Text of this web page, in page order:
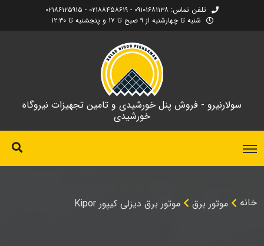
تلفن تماس: ۰۹۱۰۱۶۸۱۱۳۸ - ۰۲۱۸۸۴۵۸۶۱۹ - ۰۲۱۸۶۱۲۵۹۱۵
شنبه تا چهارشنبه از ۹ صبح تا ۱۷ و پنجشنبه تا ۱۲:۳۰
سولارنیرو - فروش پنل خورشیدی و تامین تجهیزات نیروگاه
خورشیدی
خانه موتور برق موتور برق دیزلی کیپور Kipor